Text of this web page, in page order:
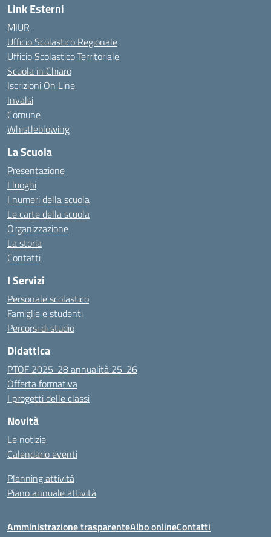
Link Esterni
MIUR
Ufficio Scolastico Regionale
Ufficio Scolastico Territoriale
Scuola in Chiaro
Iscrizioni On Line
Invalsi
Comune
Whistleblowing
La Scuola
Presentazione
I luoghi
I numeri della scuola
Le carte della scuola
Organizzazione
La storia
Contatti
I Servizi
Personale scolastico
Famiglie e studenti
Percorsi di studio
Didattica
PTOF 2025-28 annualità 25-26
Offerta formativa
I progetti delle classi
Novità
Le notizie
Calendario eventi
Planning attività
Piano annuale attività
Amministrazione trasparenteAlbo onlineContatti